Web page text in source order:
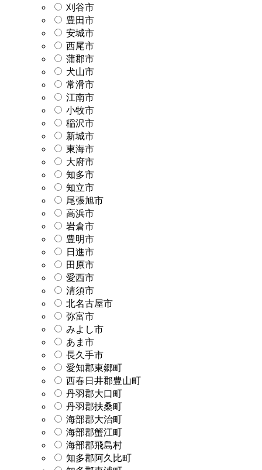
刈谷市
豊田市
安城市
西尾市
蒲郡市
犬山市
常滑市
江南市
小牧市
稲沢市
新城市
東海市
大府市
知多市
知立市
尾張旭市
高浜市
岩倉市
豊明市
日進市
田原市
愛西市
清須市
北名古屋市
弥富市
みよし市
あま市
長久手市
愛知郡東郷町
西春日井郡豊山町
丹羽郡大口町
丹羽郡扶桑町
海部郡大治町
海部郡蟹江町
海部郡飛島村
知多郡阿久比町